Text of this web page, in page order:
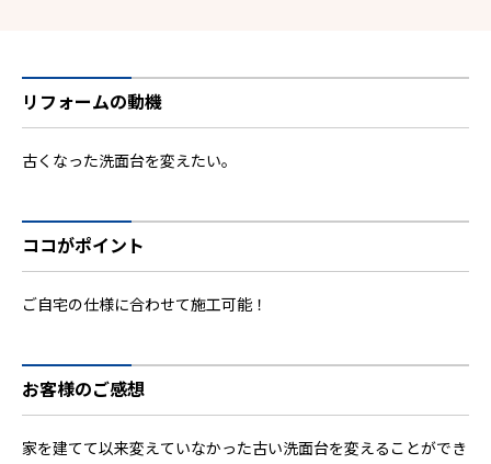
リフォームの動機
古くなった洗面台を変えたい。
ココがポイント
ご自宅の仕様に合わせて施工可能！
お客様のご感想
家を建てて以来変えていなかった古い洗面台を変えることができ